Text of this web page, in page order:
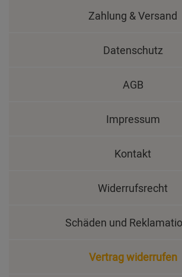
Zahlung & Versand
Datenschutz
AGB
Impressum
Kontakt
Widerrufsrecht
Schäden und
Vertrag widerrufen